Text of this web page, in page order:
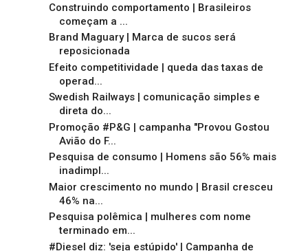
Construindo comportamento | Brasileiros
começam a ...
Brand Maguary | Marca de sucos será
reposicionada
Efeito competitividade | queda das taxas de
operad...
Swedish Railways | comunicação simples e
direta do...
Promoção #P&G | campanha "Provou Gostou
Avião do F...
Pesquisa de consumo | Homens são 56% mais
inadimpl...
Maior crescimento no mundo | Brasil cresceu
46% na...
Pesquisa polêmica | mulheres com nome
terminado em...
#Diesel diz: 'seja estúpido' | Campanha de